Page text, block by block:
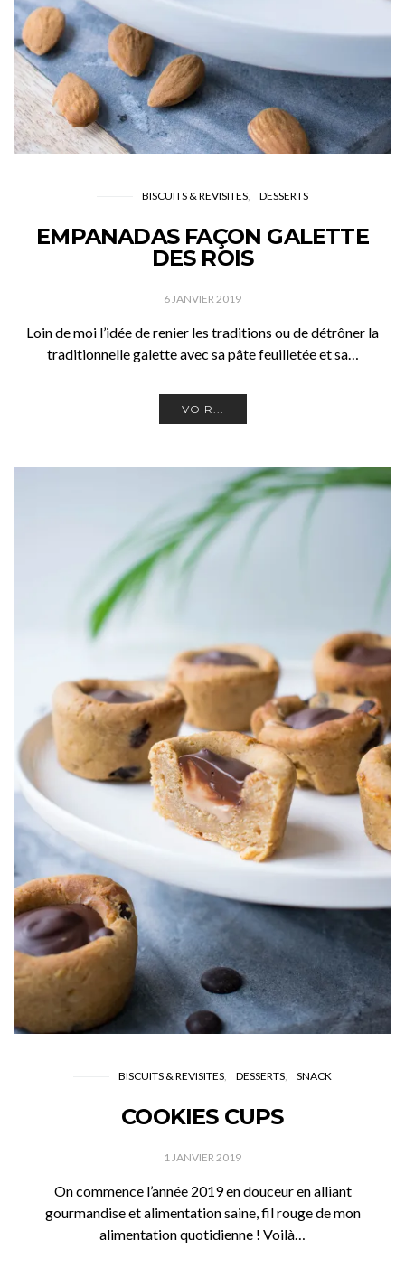
BISCUITS & REVISITES DESSERTS
EMPANADAS FAÇON GALETTE
DES ROIS
6 JANVIER 2019
Loin de moi l’idée de renier les traditions ou de détrôner la
traditionnelle galette avec sa pâte feuilletée et sa…
VOIR...
BISCUITS & REVISITES DESSERTS SNACK
COOKIES CUPS
1 JANVIER 2019
On commence l’année 2019 en douceur en alliant
gourmandise et alimentation saine, fil rouge de mon
alimentation quotidienne ! Voilà…